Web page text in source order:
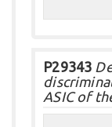
P29343
ASIC of